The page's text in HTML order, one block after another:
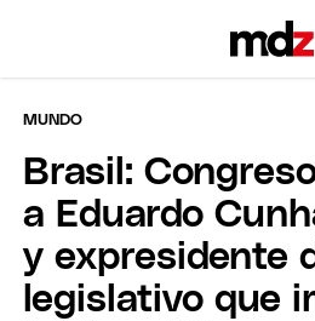
MUNDO
Brasil:
a Eduardo
y expresidente
legislativo que